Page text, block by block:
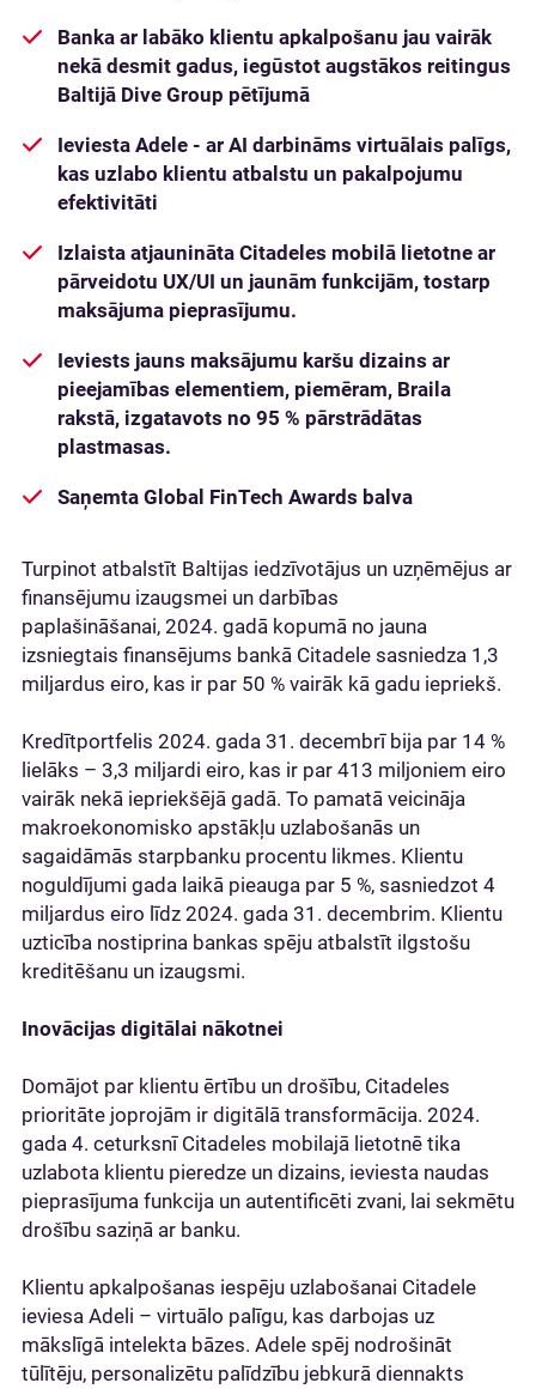
Banka ar labāko klientu apkalpošanu jau vairāk
nekā desmit gadus, iegūstot augstākos reitingus
Baltijā Dive Group pētījumā
Ieviesta Adele - ar AI darbināms virtuālais palīgs,
kas uzlabo klientu atbalstu un pakalpojumu
efektivitāti
Izlaista atjaunināta Citadeles mobilā lietotne ar
pārveidotu UX/UI un jaunām funkcijām, tostarp
maksājuma pieprasījumu.
Ieviests jauns maksājumu karšu dizains ar
pieejamības elementiem, piemēram, Braila
rakstā, izgatavots no 95 % pārstrādātas
plastmasas.
Saņemta Global FinTech Awards balva
Turpinot atbalstīt Baltijas iedzīvotājus un uzņēmējus ar
finansējumu izaugsmei un darbības
paplašināšanai, 2024. gadā kopumā no jauna
izsniegtais finansējums bankā Citadele sasniedza 1,3
miljardus eiro, kas ir par 50 % vairāk kā gadu iepriekš.
Kredītportfelis 2024. gada 31. decembrī bija par 14 %
lielāks – 3,3 miljardi eiro, kas ir par 413 miljoniem eiro
vairāk nekā iepriekšējā gadā. To pamatā veicināja
makroekonomisko apstākļu uzlabošanās un
sagaidāmās starpbanku procentu likmes. Klientu
noguldījumi gada laikā pieauga par 5 %, sasniedzot 4
miljardus eiro līdz 2024. gada 31. decembrim. Klientu
uzticība nostiprina bankas spēju atbalstīt ilgstošu
kreditēšanu un izaugsmi.
Inovācijas digitālai nākotnei
Domājot par klientu ērtību un drošību, Citadeles
prioritāte joprojām ir digitālā transformācija. 2024.
gada 4. ceturksnī Citadeles mobilajā lietotnē tika
uzlabota klientu pieredze un dizains, ieviesta naudas
pieprasījuma funkcija un autentificēti zvani, lai sekmētu
drošību saziņā ar banku.
Klientu apkalpošanas iespēju uzlabošanai Citadele
ieviesa Adeli – virtuālo palīgu, kas darbojas uz
mākslīgā intelekta bāzes. Adele spēj nodrošināt
tūlītēju, personalizētu palīdzību jebkurā diennakts